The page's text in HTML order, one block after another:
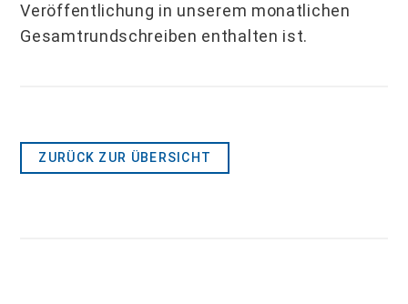
Veröffent­lichung in unserem monatlichen
Gesamtrundschreiben enthalten ist.
ZURÜCK ZUR ÜBERSICHT